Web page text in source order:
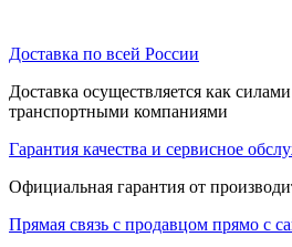
Доставка по всей России
Доставка осуществляется как
транспортными компаниями
Гарантия качества и сервисное
Официальная гарантия от
Прямая связь с продавцом прямо с